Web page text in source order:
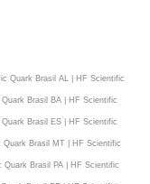
Quark Brasil AL | HF Scientific
Brasil BA | HF Scientific
Brasil ES | HF Scientific
Brasil MT | HF Scientific
Brasil PA | HF Scientific